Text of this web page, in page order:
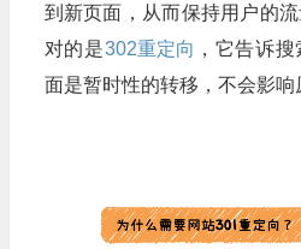
到新页面，从而保持用户的
对的是302重定向 ，它告诉
面是暂时性的转移，不会影响